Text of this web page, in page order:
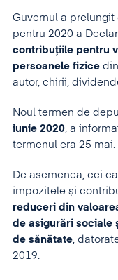
Guvernul a
pentru 2020 a
contribuțiile pentru
persoanele fizice
autor, chirii,
Noul termen de
iunie 2020, a
termenul era 25 mai.
De asemenea, cei
impozitele și
reduceri din
de asigurări sociale
de sănătate,
2019.